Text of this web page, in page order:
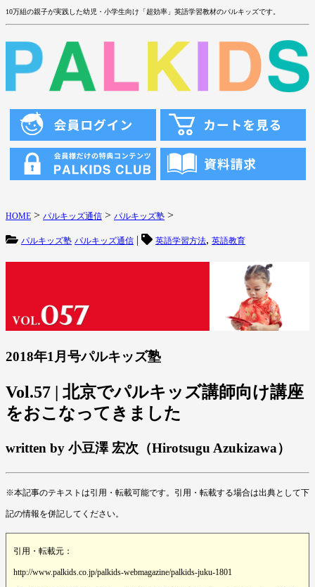
10万組の親子が実践した幼児・小学生向け「超効率」英語学習教材のパルキッズです。
HOME > パルキッズ通信 > パルキッズ塾 >
パルキッズ塾 パルキッズ通信 | 英語学習方法, 英語教育
2018年1月号パルキッズ塾
Vol.57 | 北京でパルキッズ講師向け講座
をおこなってきました
written by 小豆澤 宏次（Hirotsugu Azukizawa）
※本記事のテキストは引用・転載可能です。引用・転載する場合は出典として下
記の情報を併記してください。
引用・転載元：
http://www.palkids.co.jp/palkids-webmagazine/palkids-juku-1801